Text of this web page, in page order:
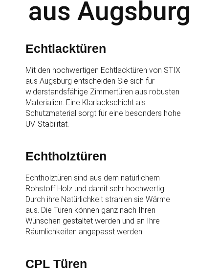
aus Augsburg
Echtlacktüren
Mit den hochwertigen Echtlacktüren von STIX
aus Augsburg entscheiden Sie sich für
widerstandsfähige Zimmertüren aus robusten
Materialien. Eine Klarlackschicht als
Schutzmaterial sorgt für eine besonders hohe
UV-Stabilität.
Echtholztüren
Echtholztüren sind aus dem natürlichem
Rohstoff Holz und damit sehr hochwertig.
Durch ihre Natürlichkeit strahlen sie Wärme
aus. Die Türen können ganz nach Ihren
Wünschen gestaltet werden und an Ihre
Räumlichkeiten angepasst werden.
CPL Türen